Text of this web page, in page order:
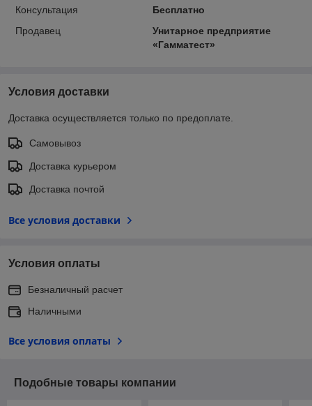
Консультация
Бесплатно
Продавец
Унитарное предприятие
«Гамматест»
Условия доставки
Доставка осуществляется только по предоплате.
Самовывоз
Доставка курьером
Доставка почтой
Все условия доставки
Условия оплаты
Безналичный расчет
Наличными
Все условия оплаты
Подобные товары компании